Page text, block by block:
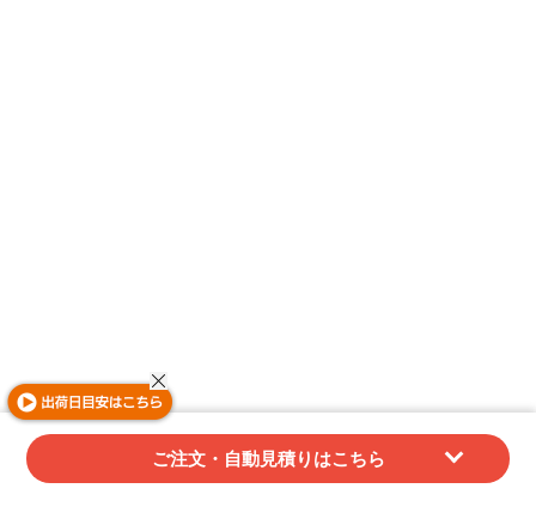
ご注文・自動見積りはこちら